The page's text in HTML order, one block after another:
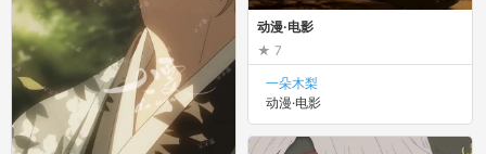
动漫·电影
7
一朵木梨
动漫·电影